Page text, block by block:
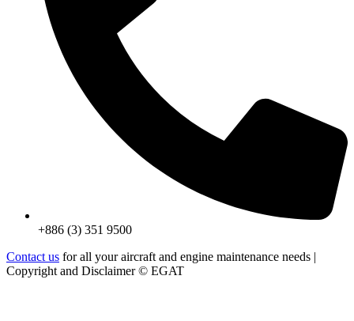
+886 (3) 351 9500
Contact us for all your aircraft and engine maintenance needs |
Copyright and Disclaimer © EGAT